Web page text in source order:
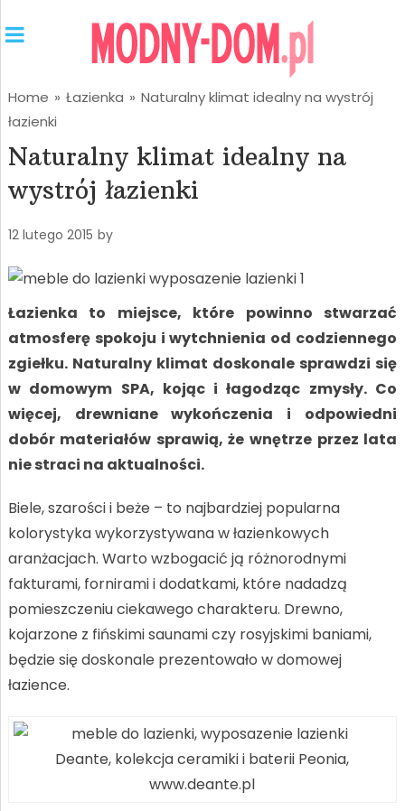
Home » Łazienka » Naturalny klimat idealny na wystrój
łazienki
Naturalny klimat idealny na
wystrój łazienki
12 lutego 2015 by
Łazienka to miejsce, które powinno stwarzać
atmosferę spokoju i wytchnienia od codziennego
zgiełku. Naturalny klimat doskonale sprawdzi się
w domowym SPA, kojąc i łagodząc zmysły. Co
więcej, drewniane wykończenia i odpowiedni
dobór materiałów sprawią, że wnętrze przez lata
nie straci na aktualności.
Biele, szarości i beże – to najbardziej popularna
kolorystyka wykorzystywana w łazienkowych
aranżacjach. Warto wzbogacić ją różnorodnymi
fakturami, fornirami i dodatkami, które nadadzą
pomieszczeniu ciekawego charakteru. Drewno,
kojarzone z fińskimi saunami czy rosyjskimi baniami,
będzie się doskonale prezentowało w domowej
łazience.
Deante, kolekcja ceramiki i baterii Peonia,
www.deante.pl